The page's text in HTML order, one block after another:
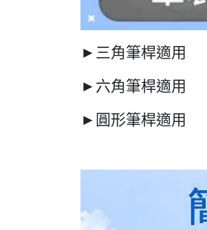
►三角筆桿適用
►六角筆桿適用
►圓形筆桿適用